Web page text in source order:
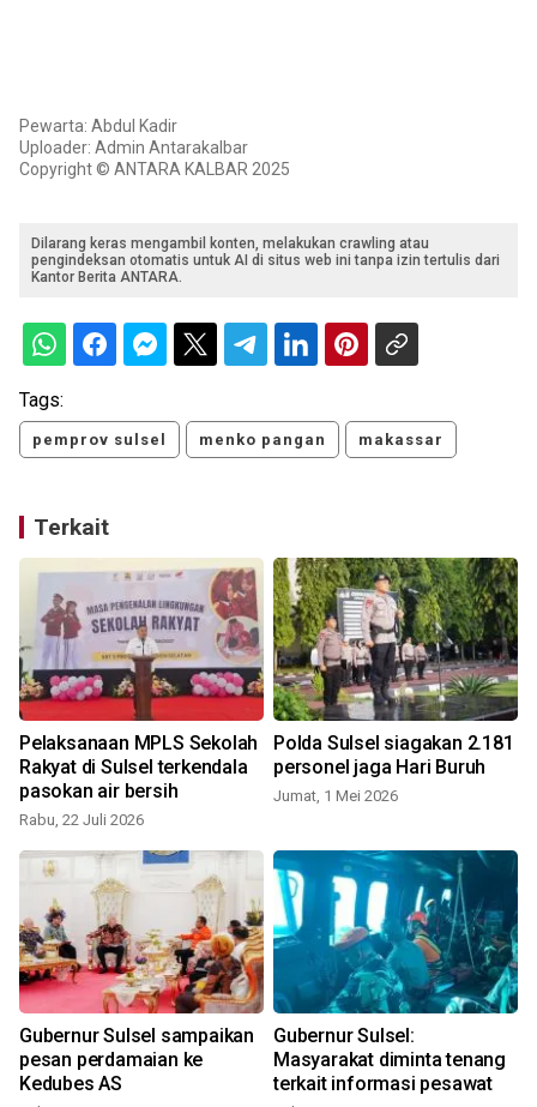
Pewarta: Abdul Kadir
Uploader: Admin Antarakalbar
Copyright © ANTARA KALBAR 2025
Dilarang keras mengambil konten, melakukan crawling atau
pengindeksan otomatis untuk AI di situs web ini tanpa izin tertulis dari
Kantor Berita ANTARA.
Tags:
pemprov sulsel menko pangan makassar
Terkait
Pelaksanaan MPLS Sekolah
Rakyat di Sulsel terkendala
pasokan air bersih
Rabu, 22 Juli 2026
Polda Sulsel siagakan 2.181
personel jaga Hari Buruh
Jumat, 1 Mei 2026
Gubernur Sulsel sampaikan
pesan perdamaian ke
Kedubes AS
Gubernur Sulsel:
Masyarakat diminta tenang
terkait informasi pesawat